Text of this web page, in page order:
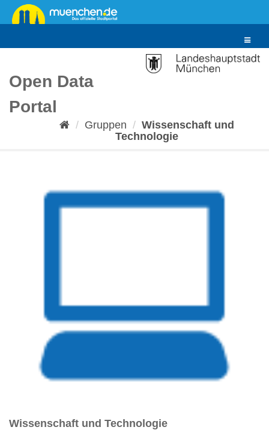
Überspringen
zum
Toggle
Open Data
Portal
Gruppen
Wissenschaft und
Technologie
Wissenschaft und Technologie